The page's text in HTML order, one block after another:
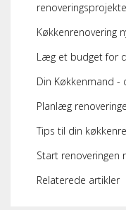
Køkkenrenovering
Læg et budget for
Din Køkkenmand -
Planlæg
Tips til din
Start renoveringen
Relaterede artikler